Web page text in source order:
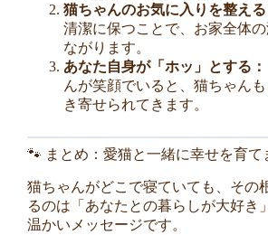
猫ちゃんのお気に入りを整える
清潔に保つことで、お家全体
ながります。
あなた自身が「ホッ」とする：
んが笑顔でいると、猫ちゃんも
き寄せられてきます。
🐾 まとめ：愛猫と一緒に幸せを育て
猫ちゃんがどこで寝ていても、その
るのは「あなたとの暮らしが大好き
温かいメッセージです。